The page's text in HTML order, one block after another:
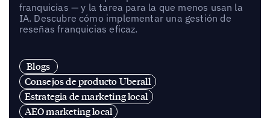
franquicias — y la tarea para la que menos usan la
IA. Descubre cómo implementar una gestión de
reseñas franquicias eficaz.
Blogs
Consejos de producto Uberall
Estrategia de marketing local
AEO marketing local